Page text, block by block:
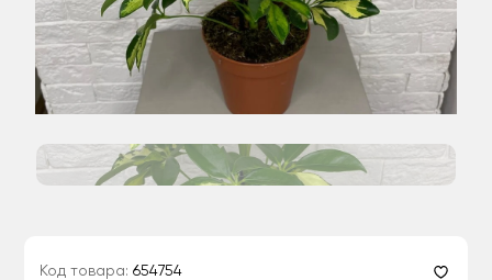
Код товара: 654754